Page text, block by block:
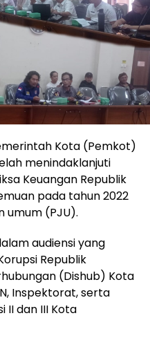
Kota (Pemkot)
menindaklanjuti
Keuangan Republik
pada tahun 2022
umum (PJU).
audiensi yang
Republik
(Dishub) Kota
Inspektorat, serta
II dan III Kota